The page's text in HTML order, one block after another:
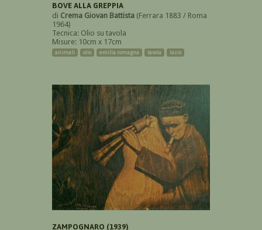
BOVE ALLA GREPPIA
di Crema Giovan Battista (Ferrara 1883 / Roma
1964)
Tecnica: Olio su tavola
Misure: 10cm x 17cm
animali olio emilia romagna tavola lazio
ZAMPOGNARO (1939)